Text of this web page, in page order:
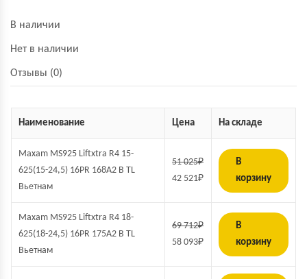
В наличии
Нет в наличии
Отзывы (0)
Наименование Цена На складе
Maxam MS925 Liftxtra R4 15-
625(15-24,5) 16PR 168A2 B TL
Вьетнам
51 025₽
42 521₽
В
корзину
Maxam MS925 Liftxtra R4 18-
625(18-24,5) 16PR 175A2 B TL
Вьетнам
69 712₽
58 093₽
В
корзину